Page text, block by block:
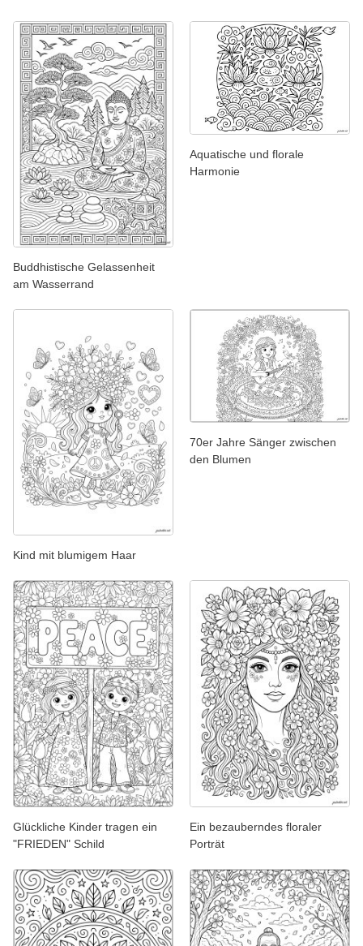
Buddhistische Gelassenheit
am Wasserrand
Aquatische und florale
Harmonie
Kind mit blumigem Haar
70er Jahre Sänger zwischen
den Blumen
Glückliche Kinder tragen ein
"FRIEDEN" Schild
Ein bezauberndes floraler
Porträt